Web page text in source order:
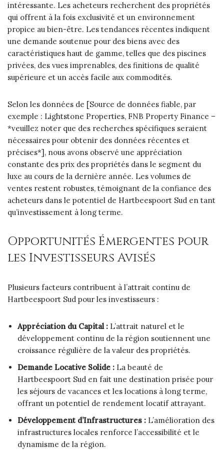
intéressante. Les acheteurs recherchent des propriétés
qui offrent à la fois exclusivité et un environnement
propice au bien-être. Les tendances récentes indiquent
une demande soutenue pour des biens avec des
caractéristiques haut de gamme, telles que des piscines
privées, des vues imprenables, des finitions de qualité
supérieure et un accès facile aux commodités.
Selon les données de [Source de données fiable, par
exemple : Lightstone Properties, FNB Property Finance –
*veuillez noter que des recherches spécifiques seraient
nécessaires pour obtenir des données récentes et
précises*], nous avons observé une appréciation
constante des prix des propriétés dans le segment du
luxe au cours de la dernière année. Les volumes de
ventes restent robustes, témoignant de la confiance des
acheteurs dans le potentiel de Hartbeespoort Sud en tant
qu’investissement à long terme.
Opportunités Émergentes pour
les Investisseurs Avisés
Plusieurs facteurs contribuent à l’attrait continu de
Hartbeespoort Sud pour les investisseurs :
Appréciation du Capital : L’attrait naturel et le
développement continu de la région soutiennent une
croissance régulière de la valeur des propriétés.
Demande Locative Solide : La beauté de
Hartbeespoort Sud en fait une destination prisée pour
les séjours de vacances et les locations à long terme,
offrant un potentiel de rendement locatif attrayant.
Développement d’Infrastructures : L’amélioration des
infrastructures locales renforce l’accessibilité et le
dynamisme de la région.